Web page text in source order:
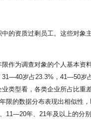
的资质过剩员工。这些对
作为调查对象的个人基本
岁占23.3%，41—50岁
类型看，各类企业所占比
限的数据分布表现出相似
年、21年及以上的分别